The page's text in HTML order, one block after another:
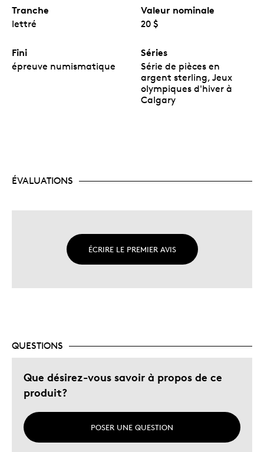
Tranche
lettré
Valeur nominale
20 $
Fini
épreuve numismatique
Séries
Série de pièces en
argent sterling, Jeux
olympiques d'hiver à
Calgary
ÉVALUATIONS
ÉCRIRE LE PREMIER AVIS
QUESTIONS
Que désirez-vous savoir à propos de ce
produit?
POSER UNE QUESTION